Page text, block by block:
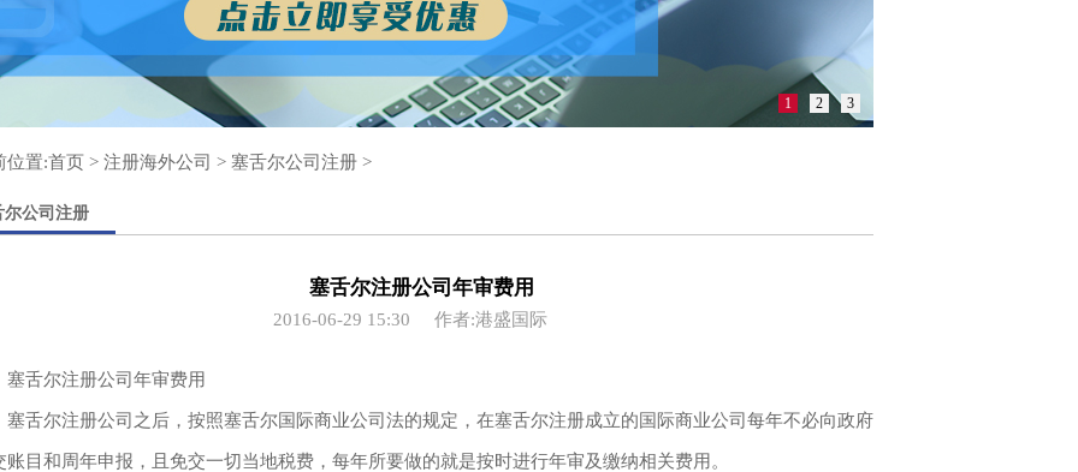
1 2 3
位置:首页> 注册海外公司 > 塞舌尔公司注册>
尔公司注册
塞舌尔注册公司年审费用
2016-06-29 15:30 作者:港盛国际
尔注册公司年审费用
尔注册公司之后，按照塞舌尔国际商业公司法的规定，在塞舌尔注册成立的国际商业公司每年不必向政府
账目和周年申报，且免交一切当地税费，每年所要做的就是按时进行年审及缴纳相关费用。